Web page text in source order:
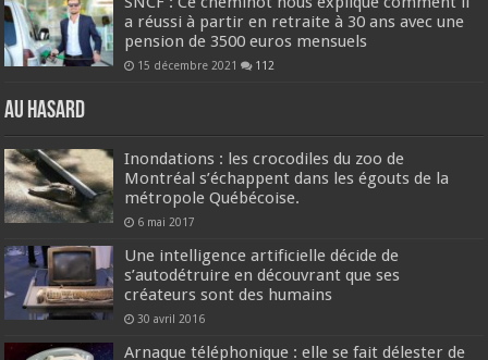
a réussi à partir en retraite à 30 ans avec une
pension de 3500 euros mensuels
15 décembre 2021 112
Au hasard
Inondations : les crocodiles du zoo de
Montréal s’échappent dans les égouts de la
métropole Québécoise.
6 mai 2017
Une intelligence artificielle décide de
s’autodétruire en découvrant que ses
créateurs sont des humains
30 avril 2016
Arnaque téléphonique : elle se fait délester de